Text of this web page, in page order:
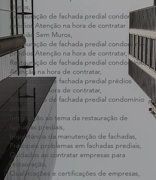
Serviço de restauração de danos,
Serviço de restauração de fachada,
Serviço de restauração de fachada com
Danos,
Restauração de fachada predial condomínio
prédios Atenção na hora de contratar
Opinião Sem Muros,
Restauração de fachada predial condomínio
prédios Atenção na hora de contratar,
Restauração de fachada predial condomínio
Atenção na hora de contratar,
Restauração de fachada predial prédios
Atenção na hora de contratar,
Restauração de fachada predial condomínio
prédios,
Introdução ao tema da restauração de
fachadas prediais,
Importância da manutenção de fachadas,
Principais problemas em fachadas prediais,
Cuidados ao contratar empresas para